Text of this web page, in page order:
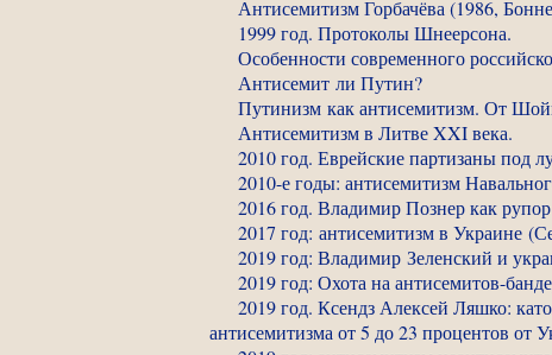
Антисемитизм Горбачёва (1986,
1999 год. Протоколы Шнеерсона.
Особенности современного
Антисемит ли Путин?
Путинизм как антисемитизм. От
Антисемитизм в Литве XXI века.
2010 год. Еврейские партизаны под
2010-е годы: антисемитизм
2016 год. Владимир Познер как
2017 год: антисемитизм в Украине
2019 год: Владимир Зеленский и
2019 год: Охота на антисемитов-
2019 год. Ксендз Алексей Ляшко:
антисемитизма от 5 до 23 процентов от